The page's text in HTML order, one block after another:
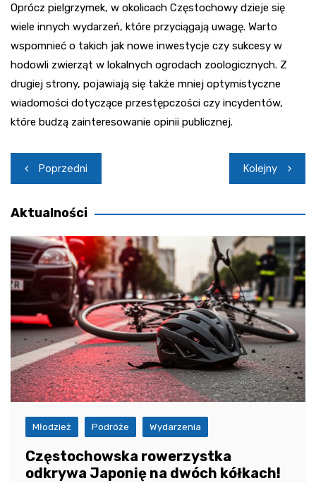
Oprócz pielgrzymek, w okolicach Częstochowy dzieje się
wiele innych wydarzeń, które przyciągają uwagę. Warto
wspomnieć o takich jak nowe inwestycje czy sukcesy w
hodowli zwierząt w lokalnych ogrodach zoologicznych. Z
drugiej strony, pojawiają się także mniej optymistyczne
wiadomości dotyczące przestępczości czy incydentów,
które budzą zainteresowanie opinii publicznej.
Nawigacja
wpisu
Poprzedni Kolejny
Aktualności
Młodzież Podróże Wydarzenia
Częstochowska rowerzystka
odkrywa Japonię na dwóch kółkach!